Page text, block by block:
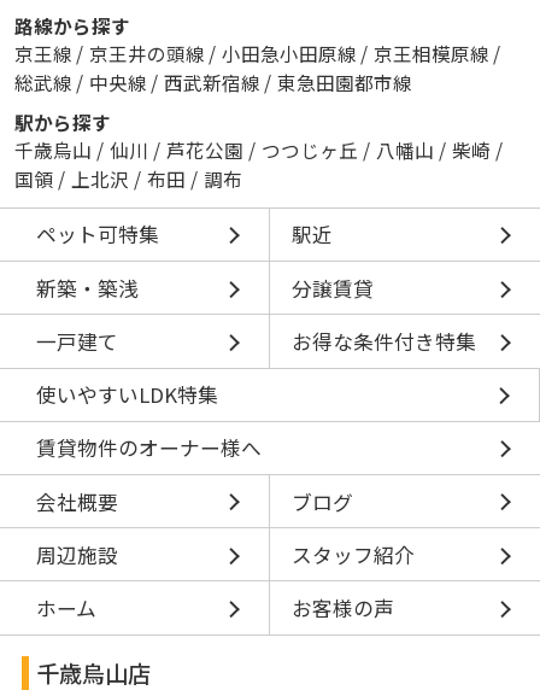
路線から探す
京王線 / 京王井の頭線 / 小田急小田原線 / 京王相模原線 /
総武線 / 中央線 / 西武新宿線 / 東急田園都市線
駅から探す
千歳烏山 / 仙川 / 芦花公園 / つつじヶ丘 / 八幡山 / 柴崎 /
国領 / 上北沢 / 布田 / 調布
ペット可特集
駅近
新築・築浅
分譲賃貸
一戸建て
お得な条件付き特集
使いやすいLDK特集
賃貸物件のオーナー様へ
会社概要
ブログ
周辺施設
スタッフ紹介
ホーム
お客様の声
千歳烏山店